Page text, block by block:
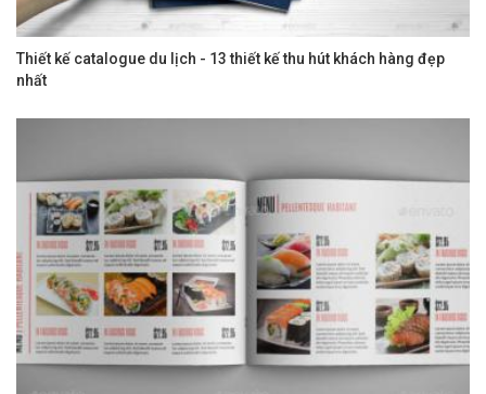
Thiết kế catalogue du lịch - 13 thiết kế thu hút khách hàng đẹp
nhất